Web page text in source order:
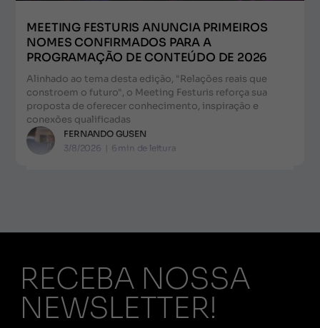
MEETING FESTURIS ANUNCIA PRIMEIROS
NOMES CONFIRMADOS PARA A
PROGRAMAÇÃO DE CONTEÚDO DE 2026
Alinhado ao tema desta edição, "Relações reais que
constroem o futuro", o Meeting Festuris reforça sua
proposta de oferecer conhecimento, inspiração e
conexões qualificadas
FERNANDO GUSEN
3/8/2026 | 6 min de leitura
RECEBA NOSSA
NEWSLETTER!